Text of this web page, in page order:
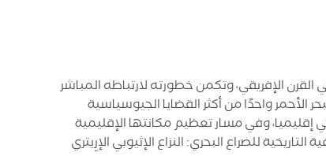
الإفريقي، وتكمن خطورته لارتباطه المباشر
واحدًا من أكثر القضايا الجيوسياسية
إقليميا، وفي مسار تعظيم مكانتها الإقليمية
للصراع البحري: النزاع الإثيوبي الإرِيتري